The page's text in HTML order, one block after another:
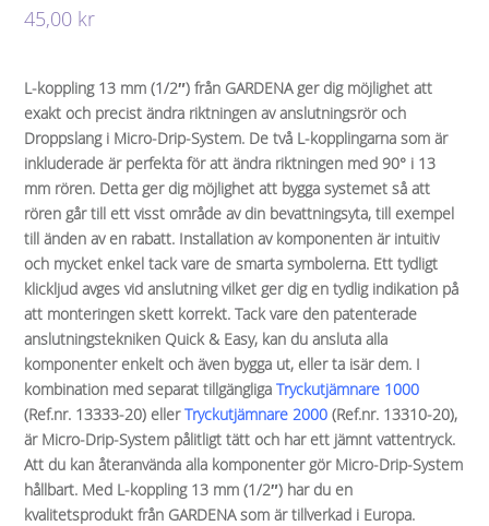
45,00 kr
L-koppling 13 mm (1/2″) från GARDENA ger dig möjlighet att
exakt och precist ändra riktningen av anslutningsrör och
Droppslang i Micro-Drip-System. De två L-kopplingarna som är
inkluderade är perfekta för att ändra riktningen med 90° i 13
mm rören. Detta ger dig möjlighet att bygga systemet så att
rören går till ett visst område av din bevattningsyta, till exempel
till änden av en rabatt. Installation av komponenten är intuitiv
och mycket enkel tack vare de smarta symbolerna. Ett tydligt
klickljud avges vid anslutning vilket ger dig en tydlig indikation på
att monteringen skett korrekt. Tack vare den patenterade
anslutningstekniken Quick & Easy, kan du ansluta alla
komponenter enkelt och även bygga ut, eller ta isär dem. I
kombination med separat tillgängligaTryckutjämnare 1000
(Ref.nr. 13333-20) ellerTryckutjämnare 2000 (Ref.nr. 13310-20),
är Micro-Drip-System pålitligt tätt och har ett jämnt vattentryck.
Att du kan återanvända alla komponenter gör Micro-Drip-System
hållbart. Med L-koppling 13 mm (1/2″) har du en
kvalitetsprodukt från GARDENA som är tillverkad i Europa.